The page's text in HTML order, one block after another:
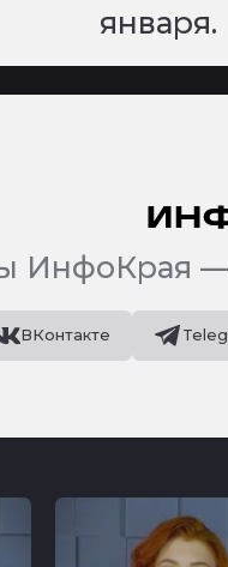
января.
ИнфоКрая —
ВКонтакте